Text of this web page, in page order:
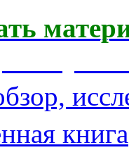
книга